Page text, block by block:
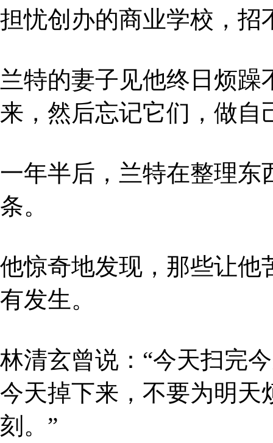
担忧创办的商业学校，招
兰特的妻子见他终日烦
来，然后忘记它们，做自
一年半后，兰特在整理东
条。
他惊奇地发现，那些让他
有发生。
林清玄曾说：“今天扫完
今天掉下来，不要为明天
刻。”